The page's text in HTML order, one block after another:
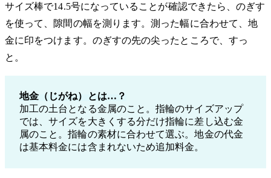
サイズ棒で14.5号になっていることが確認できたら、のぎす
を使って、隙間の幅を測ります。測った幅に合わせて、地
金に印をつけます。のぎすの先の尖ったところで、すっ
と。
地金（じがね）とは…？
加工の土台となる金属のこと。指輪のサイズアップ
では、サイズを大きくする分だけ指輪に差し込む金
属のこと。指輪の素材に合わせて選ぶ。地金の代金
は基本料金には含まれないため追加料金。